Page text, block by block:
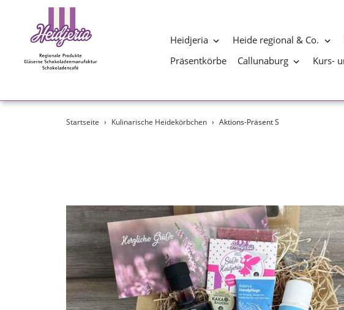
Heidjeria Heide regional & Co.
Präsentkörbe
Callunaburg Kurs-
Startseite › Kulinarische Heidekörbchen › Aktions-Präsent S